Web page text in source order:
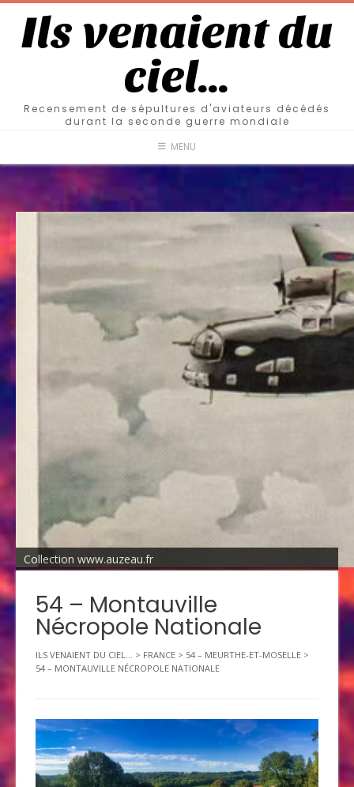
Ils venaient du
ciel…
Recensement de sépultures d'aviateurs décédés
durant la seconde guerre mondiale
MENU
Collection www.auzeau.fr
54 – Montauville
Nécropole Nationale
ILS VENAIENT DU CIEL... > FRANCE > 54 – MEURTHE-ET-MOSELLE >
54 – MONTAUVILLE NÉCROPOLE NATIONALE